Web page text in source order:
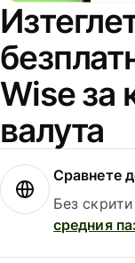
Wise за
валута
Сравнете
Без
средния